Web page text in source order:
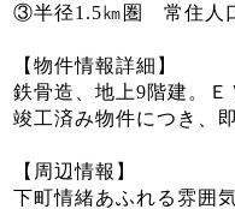
③半径1.5㎞圏 常住人
【物件情報詳細】
鉄骨造、地上9階建。Ｅ
竣工済み物件につき、
【周辺情報】
下町情緒あふれる雰囲